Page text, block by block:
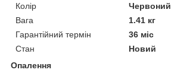
Колір
Червоний
Вага
1.41 кг
Гарантійний термін
36 міс
Стан
Новий
Опалення